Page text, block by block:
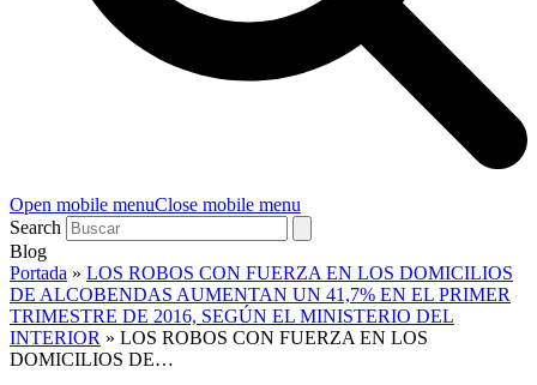
Open mobile menuClose mobile menu
Search
Blog
Portada » LOS ROBOS CON FUERZA EN LOS DOMICILIOS
DE ALCOBENDAS AUMENTAN UN 41,7% EN EL PRIMER
TRIMESTRE DE 2016, SEGÚN EL MINISTERIO DEL
INTERIOR » LOS ROBOS CON FUERZA EN LOS
DOMICILIOS DE…